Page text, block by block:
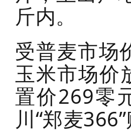
斤内。
受普麦市场
玉米市场价
置价269零
川“郑麦